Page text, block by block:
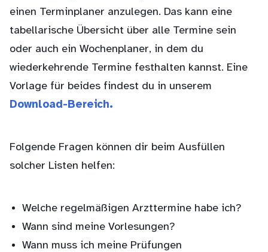
einen Terminplaner anzulegen. Das kann eine
tabellarische Übersicht über alle Termine sein
oder auch ein Wochenplaner, in dem du
wiederkehrende Termine festhalten kannst. Eine
Vorlage für beides findest du in unserem
Download-Bereich.
Folgende Fragen können dir beim Ausfüllen
solcher Listen helfen:
Welche regelmäßigen Arzttermine habe ich?
Wann sind meine Vorlesungen?
Wann muss ich meine Prüfungen